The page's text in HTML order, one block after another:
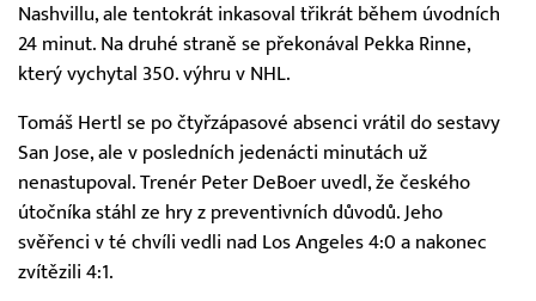
Nashvillu, ale tentokrát inkasoval třikrát během úvodních
24 minut. Na druhé straně se překonával Pekka Rinne,
který vychytal 350. výhru v NHL.
Tomáš Hertl se po čtyřzápasové absenci vrátil do sestavy
San Jose, ale v posledních jedenácti minutách už
nenastupoval. Trenér Peter DeBoer uvedl, že českého
útočníka stáhl ze hry z preventivních důvodů. Jeho
svěřenci v té chvíli vedli nad Los Angeles 4:0 a nakonec
zvítězili 4:1.